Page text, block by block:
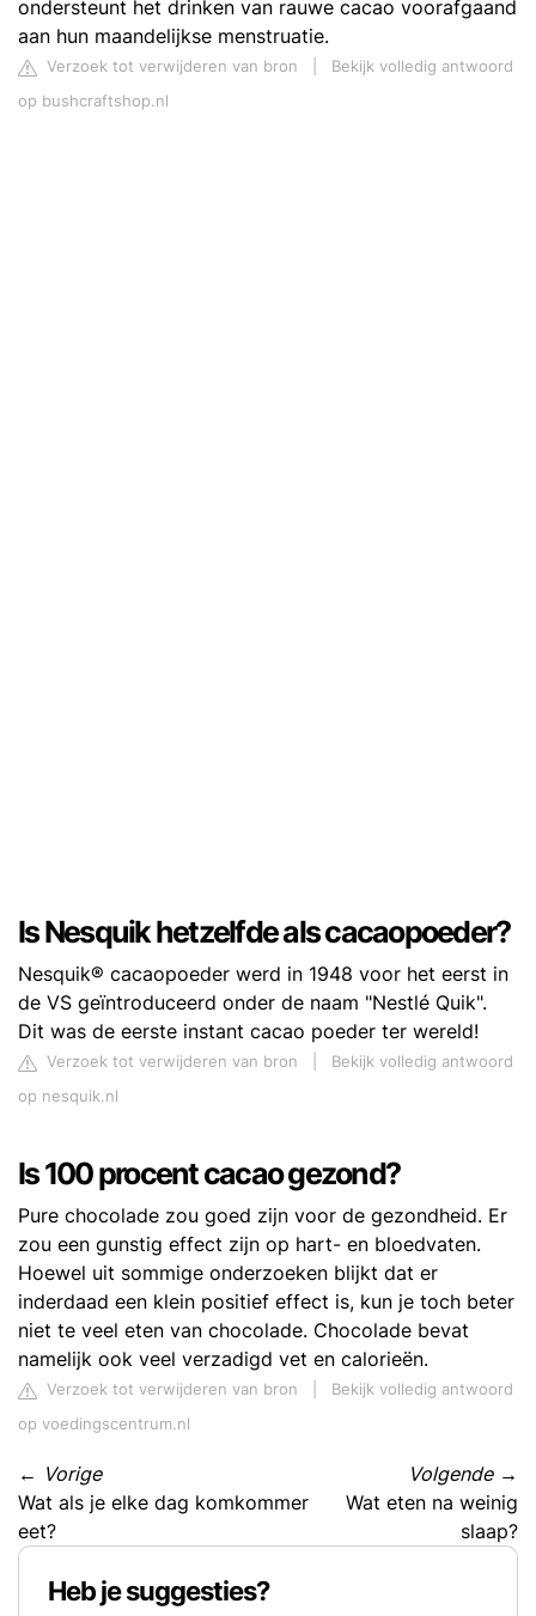
ondersteunt het drinken van rauwe cacao voorafgaand
aan hun maandelijkse menstruatie.
Verzoek tot verwijderen van bron
Bekijk volledig antwoord
op bushcraftshop.nl
Is Nesquik hetzelfde als cacaopoeder?
Nesquik® cacaopoeder werd in 1948 voor het eerst in
de VS geïntroduceerd onder de naam "Nestlé Quik".
Dit was de eerste instant cacao poeder ter wereld!
Verzoek tot verwijderen van bron
Bekijk volledig antwoord
op nesquik.nl
Is 100 procent cacao gezond?
Pure chocolade zou goed zijn voor de gezondheid. Er
zou een gunstig effect zijn op hart- en bloedvaten.
Hoewel uit sommige onderzoeken blijkt dat er
inderdaad een klein positief effect is, kun je toch beter
niet te veel eten van chocolade. Chocolade bevat
namelijk ook veel verzadigd vet en calorieën.
Verzoek tot verwijderen van bron
Bekijk volledig antwoord
op voedingscentrum.nl
← Vorige
Wat als je elke dag komkommer
eet?
Volgende→
Wat eten na weinig
slaap?
Heb je suggesties?